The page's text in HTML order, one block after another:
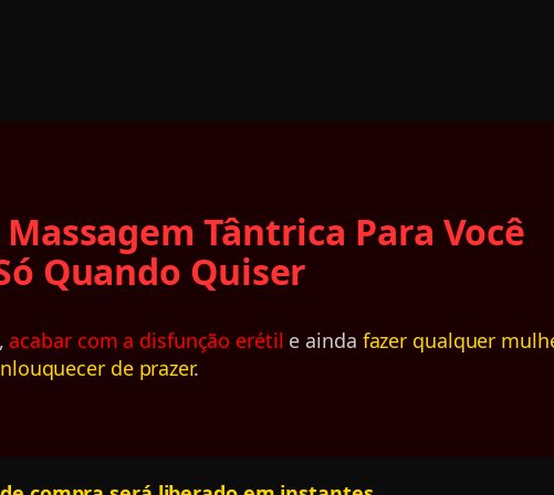
Tântrica Para Você
Quando Quiser
,acabar com a disfunção erétil e ainda fazer qualquer
de prazer.